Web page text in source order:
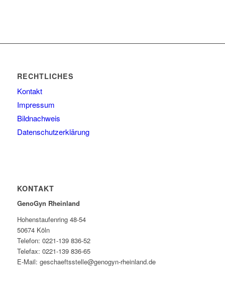
RECHTLICHES
Kontakt
Impressum
Bildnachweis
Datenschutzerklärung
KONTAKT
GenoGyn Rheinland
Hohenstaufenring 48-54
50674 Köln
Telefon: 0221-139 836-52
Telefax: 0221-139 836-65
E-Mail: geschaeftsstelle@genogyn-rheinland.de